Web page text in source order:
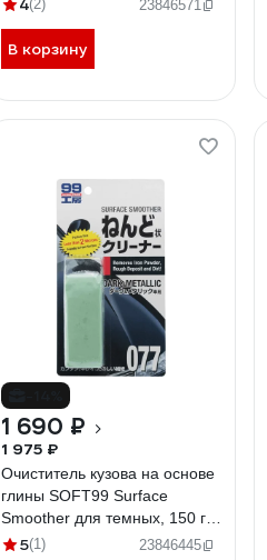
4(2) 23846571
В корзину
1 690 ₽
1 975 ₽
Очиститель кузова на основе
глины SOFT99 Surface
Smoother для темных, 150 г
арт. 09077 112236
5(1) 23846445